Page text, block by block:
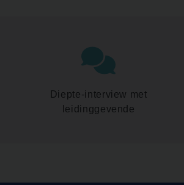
Diepte-interview met
leidinggevende